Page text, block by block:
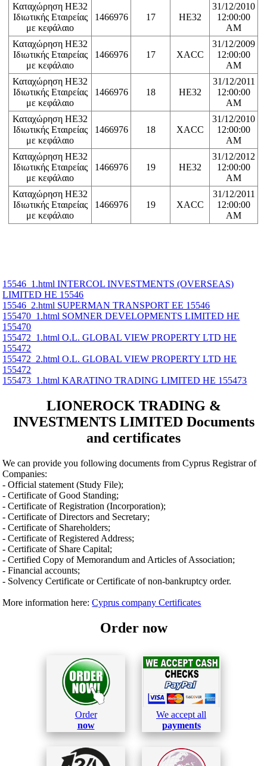
Καταχώρηση ΗΕ32
Ιδιωτικής Εταιρείας
με κεφάλαιο
1466976 17 HE32
31/12/2010
12:00:00
AM
Καταχώρηση ΗΕ32
Ιδιωτικής Εταιρείας
με κεφάλαιο
1466976 17 XACC
31/12/2009
12:00:00
AM
Καταχώρηση ΗΕ32
Ιδιωτικής Εταιρείας
με κεφάλαιο
1466976 18 HE32
31/12/2011
12:00:00
AM
Καταχώρηση ΗΕ32
Ιδιωτικής Εταιρείας
με κεφάλαιο
1466976 18 XACC
31/12/2010
12:00:00
AM
Καταχώρηση ΗΕ32
Ιδιωτικής Εταιρείας
με κεφάλαιο
1466976 19 HE32
31/12/2012
12:00:00
AM
Καταχώρηση ΗΕ32
Ιδιωτικής Εταιρείας
με κεφάλαιο
1466976 19 XACC
31/12/2011
12:00:00
AM
15546_1.html INTERCOL INVESTMENTS (OVERSEAS)
LIMITED ΗΕ 15546
15546_2.html SUPERMAN TRANSPORT ΕΕ 15546
155470_1.html SOMNER DEVELOPMENTS LIMITED ΗΕ
155470
155472_1.html O.L. GLOBAL VIEW PROPERTY LTD ΗΕ
155472
155472_2.html O.L. GLOBAL VIEW PROPERTY LTD ΗΕ
155472
155473_1.html KARATINO TRADING LIMITED ΗΕ 155473
LIONEROCK TRADING &
INVESTMENTS LIMITED Documents
and certificates
We can provide you following documents from Cyprus Registrar of
Companies:
- Official statement (Study File);
- Certificate of Good Standing;
- Certificate of Registration (Incorporation);
- Certificate of Directors and Secretary;
- Certificate of Shareholders;
- Certificate of Registered Address;
- Certificate of Share Capital;
- Certified Copy of Memorandum and Articles of Association;
- Financial accounts;
- Solvency Certificate or Certificate of non-bankruptcy order.
More information here:Cyprus company Certificates
Order now
Order
now
We accept all
payments